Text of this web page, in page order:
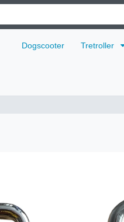
Dogscooter Tretroller